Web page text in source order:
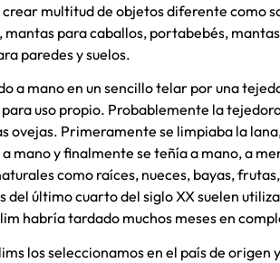
crear multitud de objetos diferente como
para caballos, portabebés,
paredes y suelos.
a mano en un sencillo telar por una
uso propio. Probablemente la
ovejas. Primeramente se limpiaba la
mano y finalmente se teñía a mano, a
como raíces, nueces, bayas,
del último cuarto del siglo XX suelen
habría tardado muchos meses en
los seleccionamos en el país de origen